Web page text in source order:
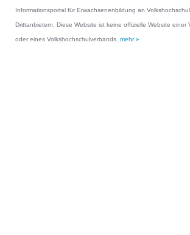
Informationsportal für Erwachsenenbildung an
Drittanbietern. Diese Website ist keine offizielle Website einer
oder eines Volkshochschulverbands. mehr »